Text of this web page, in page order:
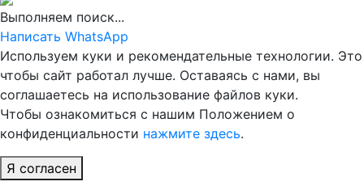
Выполняем поиск...
Написать WhatsApp
Используем куки и рекомендательные технологии. Это
чтобы сайт работал лучше. Оставаясь с нами, вы
соглашаетесь на использование файлов куки.
Чтобы ознакомиться с нашим Положением о
конфиденциальности нажмите здесь.
Я согласен